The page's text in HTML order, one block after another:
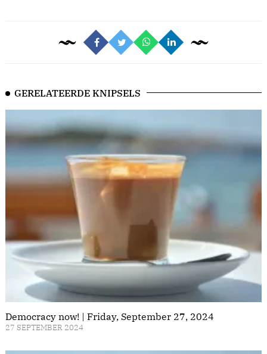
GERELATEERDE KNIPSELS
Democracy now! | Friday, September 27, 2024
27 SEPTEMBER 2024